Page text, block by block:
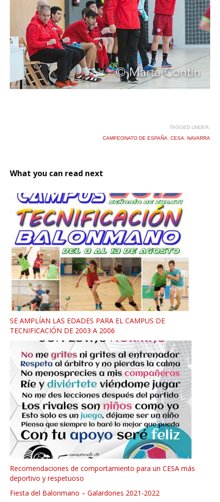
TAGGED UNDER:
CAMPEONATO DE ESPAÑA
CESA NAVARRA
What you can read next
SE AMPLÍAN LAS EDADES PARA EL CAMPUS DE
TECNIFICACIÓN DE 2003 A 2006
Recomendaciones de comportamiento para un CESA más
deportivo y respetuoso
Fiesta del Balonmano – Galardones 2021-2022